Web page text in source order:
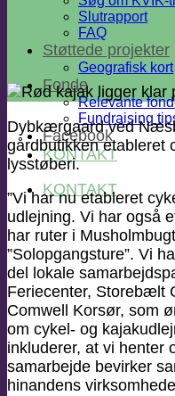
Slutrapport
FAQ
Støttede projekter
Geografisk kort
Fonde
Relevante
Fundraising
Facebook
KONTAKT
KONTAKT
Dybkærgaard ved
gårdbutikken etableret
lysstøberi.
”Vi har nu etableret
udlejning. Vi har også
har ruter i
”Solopgangsture”. Vi
del lokale
Feriecenter, Storebælt
Comwell Korsør, som
om cykel- og
inkluderer, at vi henter
samarbejde bevirker
hinandens